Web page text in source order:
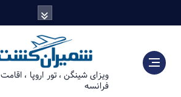
ویزای شینگن ، تور اروپا ، اقامت
فرانسه